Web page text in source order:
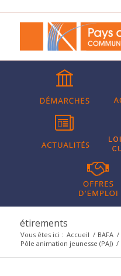
étirements
Vous êtes ici : Accueil / BAFA /
Pôle animation jeunesse (PAJ) /